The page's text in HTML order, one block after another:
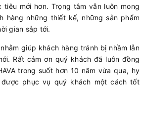
tiêu mới hơn. Trọng tâm vẫn luôn mong
hàng những thiết kế, những sản phẩm
gian sắp tới.
giúp khách hàng tránh bị nhầm lẫn
Rất cảm ơn quý khách đã luôn đồng
trong suốt hơn 10 năm vừa qua, hy
phục vụ quý khách một cách tốt